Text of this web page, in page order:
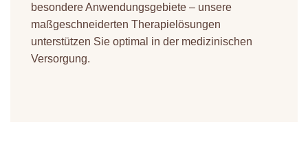
besondere Anwendungsgebiete – unsere
maßgeschneiderten Therapielösungen
unterstützen Sie optimal in der medizinischen
Versorgung.